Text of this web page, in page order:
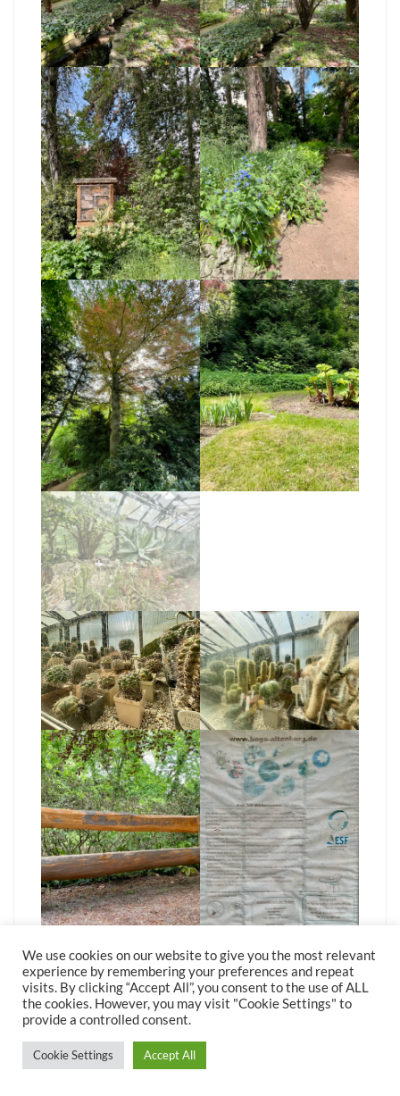
We use cookies on our website to give you the most relevant
experience by remembering your preferences and repeat
visits. By clicking “Accept All”, you consent to the use of ALL
the cookies. However, you may visit "Cookie Settings" to
provide a controlled consent.
Cookie Settings Accept All